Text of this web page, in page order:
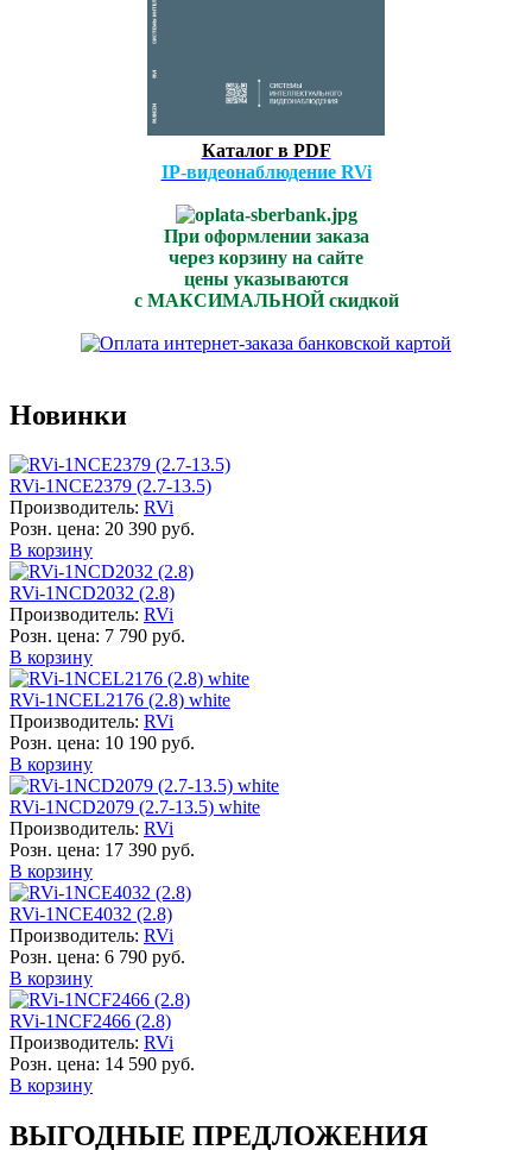
Каталог в PDF
IP-видеонаблюдение RVi
При оформлении заказа
через корзину на сайте
цены указываются
с МАКСИМАЛЬНОЙ скидкой
Новинки
RVi-1NCE2379 (2.7-13.5)
Производитель: RVi
Розн. цена: 20 390 руб.
В корзину
RVi-1NCD2032 (2.8)
Производитель: RVi
Розн. цена: 7 790 руб.
В корзину
RVi-1NCEL2176 (2.8) white
Производитель: RVi
Розн. цена: 10 190 руб.
В корзину
RVi-1NCD2079 (2.7-13.5) white
Производитель: RVi
Розн. цена: 17 390 руб.
В корзину
RVi-1NCE4032 (2.8)
Производитель: RVi
Розн. цена: 6 790 руб.
В корзину
RVi-1NCF2466 (2.8)
Производитель: RVi
Розн. цена: 14 590 руб.
В корзину
ВЫГОДНЫЕ ПРЕДЛОЖЕНИЯ